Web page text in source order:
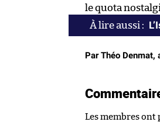
le quota
Par Théo Denmat,
Les membres ont